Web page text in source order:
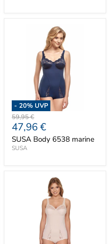
- 20% UVP
Ursprünglicher
Preis
59,95 €
Aktueller
Preis
47,96 €
SUSA Body 6538 marine
SUSA